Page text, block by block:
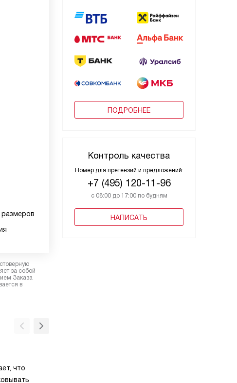
ПОДРОБНЕЕ
Контроль качества
Номер для претензий и предложений:
+7 (495) 120-11-96
с 08:00 до 17:00 по будням
НАПИСАТЬ
за собой
Заказа
в
что